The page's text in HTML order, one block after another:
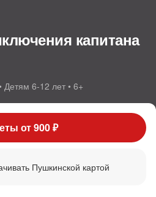
капитана
Детям 6-12 лет • 6+
от 900 ₽
Пушкинской картой